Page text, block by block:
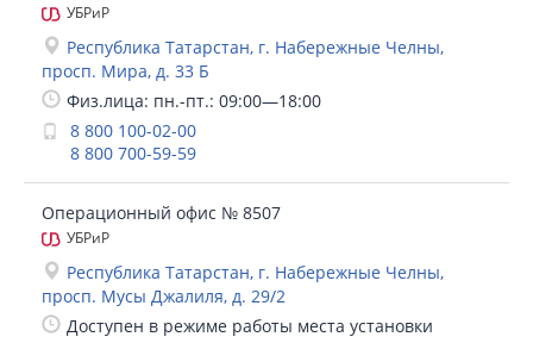
УБРиР
Республика Татарстан, г. Набережные Челны,
просп. Мира, д. 33 Б
Физ.лица: пн.-пт.: 09:00—18:00
8 800 100-02-00
8 800 700-59-59
Операционный офис № 8507
УБРиР
Республика Татарстан, г. Набережные Челны,
просп. Мусы Джалиля, д. 29/2
Доступен в режиме работы места установки